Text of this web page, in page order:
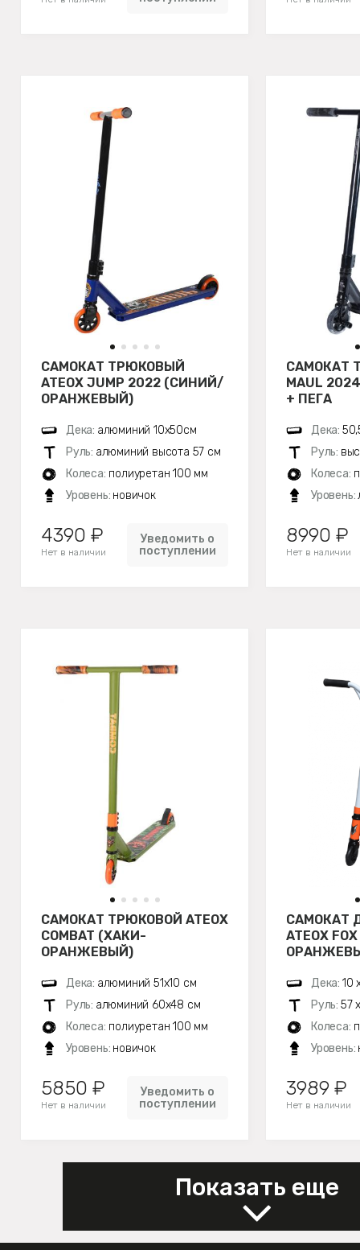
САМОКАТ ТРЮКОВЫЙ
ATЕОХ JUMP 2022 (СИНИЙ/
ОРАНЖЕВЫЙ)
Дека: алюминий 10х50см
Руль: алюминий высота 57 см
Колеса: полиуретан 100 мм
Уровень: новичок
4390 ₽
Нет в наличии
Уведомить о
поступлении
САМОКАТ
MAUL
+ ПЕГА
Дека:
Руль:
Колеса:
Уровень:
8990 ₽
Нет в наличии
САМОКАТ ТРЮКОВОЙ ATEOX
COMBAT (ХАКИ-
ОРАНЖЕВЫЙ)
Дека: алюминий 51х10 см
Руль: алюминий 60х48 см
Колеса: полиуретан 100 мм
Уровень: новичок
5850 ₽
Нет в наличии
Уведомить о
поступлении
САМОКАТ
ATEOX
Дека: 10
Руль: 57
Колеса:
Уровень:
3989 ₽
Нет в наличии
Показать еще